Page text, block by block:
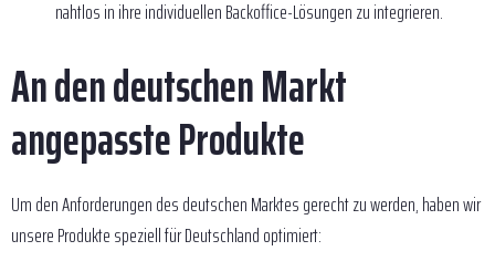
nahtlos in ihre individuellen Backoffice-Lösungen zu integrieren.
An den deutschen Markt
angepasste Produkte
Um den Anforderungen des deutschen Marktes gerecht zu werden, haben wir
unsere Produkte speziell für Deutschland optimiert: